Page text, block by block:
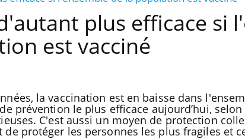
plus efficace si
est vacciné
la vaccination est en baisse dans
prévention le plus efficace aujourd’hui,
C'est aussi un moyen de protection
de protéger les personnes les plus fragiles et